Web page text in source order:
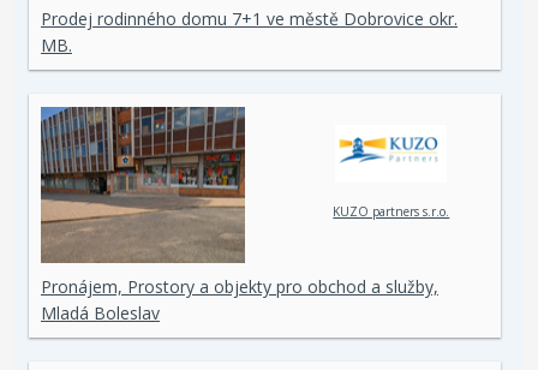
Prodej rodinného domu 7+1 ve městě Dobrovice okr.
MB.
KUZO partners s.r.o.
Pronájem, Prostory a objekty pro obchod a služby,
Mladá Boleslav